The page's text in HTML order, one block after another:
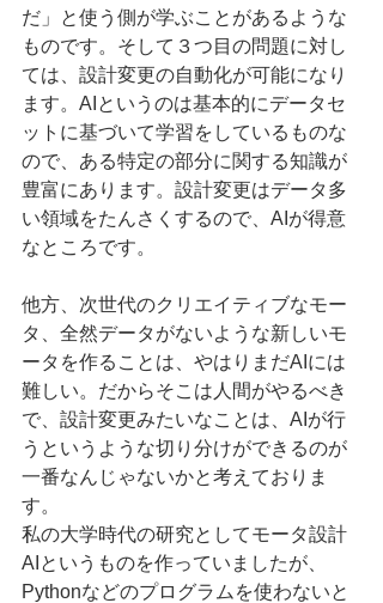
だ」と使う側が学ぶことがあるような
ものです。そして３つ目の問題に対し
ては、設計変更の自動化が可能になり
ます。AIというのは基本的にデータセ
ットに基づいて学習をしているものな
ので、ある特定の部分に関する知識が
豊富にあります。設計変更はデータ多
い領域をたんさくするので、AIが得意
なところです。
他方、次世代のクリエイティブなモー
タ、全然データがないような新しいモ
ータを作ることは、やはりまだAIには
難しい。だからそこは人間がやるべき
で、設計変更みたいなことは、AIが行
うというような切り分けができるのが
一番なんじゃないかと考えておりま
す。
私の大学時代の研究としてモータ設計
AIというものを作っていましたが、
Pythonなどのプログラムを使わないと